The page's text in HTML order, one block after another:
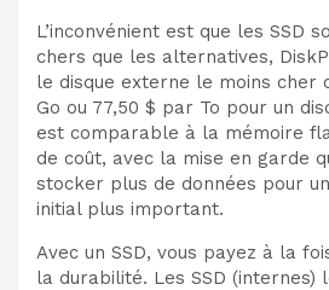
L’inconvénient est que les SSD
chers que les alternatives,
le disque externe le moins cher
Go ou 77,50 $ par To pour un
est comparable à la mémoire
de coût, avec la mise en garde
stocker plus de données pour
initial plus important.
Avec un SSD, vous payez à la
la durabilité. Les SSD (internes)